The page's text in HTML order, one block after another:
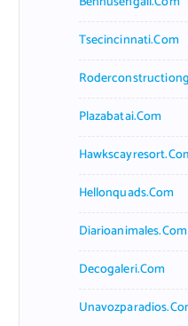
Tsecincinnati.com
Plazabatai.com
Hellonquads.com
Diarioanimales.com
Decogaleri.com